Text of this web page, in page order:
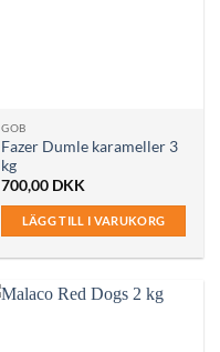
GOB
Fazer Dumle karameller 3
kg
700,00 DKK
LÄGG TILL I VARUKORG